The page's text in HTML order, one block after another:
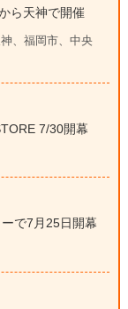
ら天神で開催
、福岡市、中央
7/30開幕
で7月25日開幕